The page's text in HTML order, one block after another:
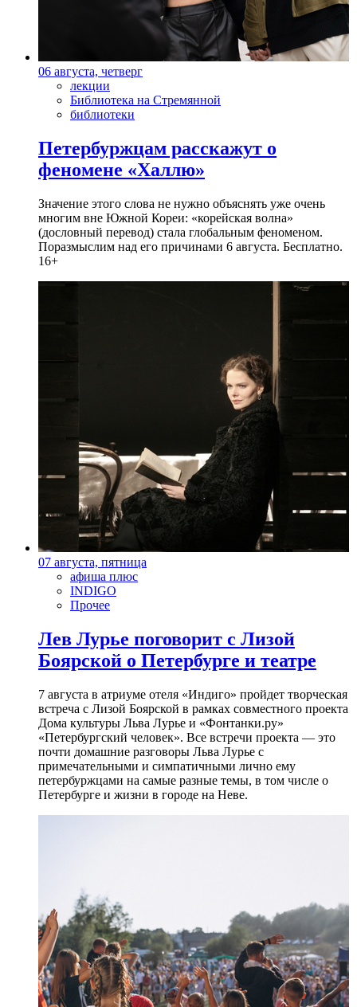
06 августа, четверг
лекции
Библиотека на Стремянной
библиотеки
Петербуржцам расскажут о
феномене «Халлю»
Значение этого слова не нужно объяснять уже очень
многим вне Южной Кореи: «корейская волна»
(дословный перевод) стала глобальным феноменом.
Поразмыслим над его причинами 6 августа. Бесплатно.
16+
07 августа, пятница
афиша плюс
INDIGO
Прочее
Лев Лурье поговорит с Лизой
Боярской о Петербурге и театре
7 августа в атриуме отеля «Индиго» пройдет творческая
встреча с Лизой Боярской в рамках совместного проекта
Дома культуры Льва Лурье и «Фонтанки.ру»
«Петербургский человек». Все встречи проекта — это
почти домашние разговоры Льва Лурье с
примечательными и симпатичными лично ему
петербуржцами на самые разные темы, в том числе о
Петербурге и жизни в городе на Неве.